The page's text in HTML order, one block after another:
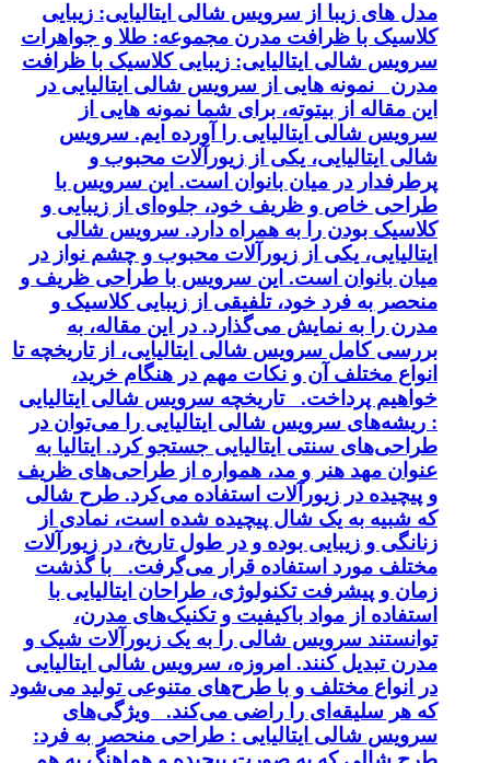
مدل های زیبا از سرویس شالی ایتالیایی: زیبایی
کلاسیک با ظرافت مدرن مجموعه: طلا و جواهرات
سرویس شالی ایتالیایی: زیبایی کلاسیک با ظرافت
مدرن نمونه هایی از سرویس شالی ایتالیایی در
این مقاله از بیتوته، برای شما نمونه هایی از
سرویس شالی ایتالیایی را آورده ایم. سرویس
شالی ایتالیایی، یکی از زیورآلات محبوب و
پرطرفدار در میان بانوان است. این سرویس با
طراحی خاص و ظریف خود، جلوه‌ای از زیبایی و
کلاسیک بودن را به همراه دارد. سرویس شالی
ایتالیایی، یکی از زیورآلات محبوب و چشم نواز در
میان بانوان است. این سرویس با طراحی ظریف و
منحصر به فرد خود، تلفیقی از زیبایی کلاسیک و
مدرن را به نمایش می‌گذارد. در این مقاله، به
بررسی کامل سرویس شالی ایتالیایی، از تاریخچه تا
انواع مختلف آن و نکات مهم در هنگام خرید،
خواهیم پرداخت. تاریخچه سرویس شالی ایتالیایی
: ریشه‌های سرویس شالی ایتالیایی را می‌توان در
طراحی‌های سنتی ایتالیایی جستجو کرد. ایتالیا به
عنوان مهد هنر و مد، همواره از طراحی‌های ظریف
و پیچیده در زیورآلات استفاده می‌کرد. طرح شالی
که شبیه به یک شال پیچیده شده است، نمادی از
زنانگی و زیبایی بوده و در طول تاریخ، در زیورآلات
مختلف مورد استفاده قرار می‌گرفت. با گذشت
زمان و پیشرفت تکنولوژی، طراحان ایتالیایی با
استفاده از مواد باکیفیت و تکنیک‌های مدرن،
توانستند سرویس شالی را به یک زیورآلات شیک و
مدرن تبدیل کنند. امروزه، سرویس شالی ایتالیایی
در انواع مختلف و با طرح‌های متنوعی تولید می‌شود
که هر سلیقه‌ای را راضی می‌کند. ویژگی‌های
سرویس شالی ایتالیایی : طراحی منحصر به فرد: